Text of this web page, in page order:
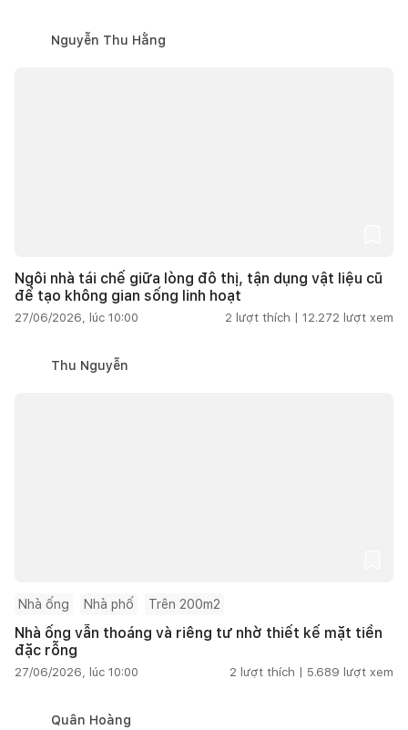
Nguyễn Thu Hằng
Ngôi nhà tái chế giữa lòng đô thị, tận dụng vật liệu cũ
để tạo không gian sống linh hoạt
27/06/2026, lúc 10:00 2 lượt thích | 12.272 lượt xem
Thu Nguyễn
Nhà ống Nhà phố Trên 200m2
Nhà ống vẫn thoáng và riêng tư nhờ thiết kế mặt tiền
đặc rỗng
27/06/2026, lúc 10:00 2 lượt thích | 5.689 lượt xem
Quân Hoàng